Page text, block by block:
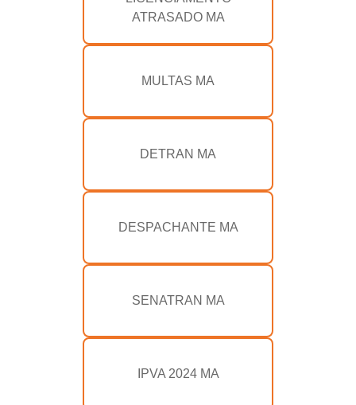
ATRASADO MA
MULTAS MA
DETRAN MA
DESPACHANTE MA
SENATRAN MA
IPVA 2024 MA